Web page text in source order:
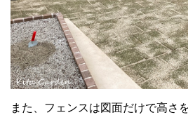
また、フェンスは図面だけで高さ